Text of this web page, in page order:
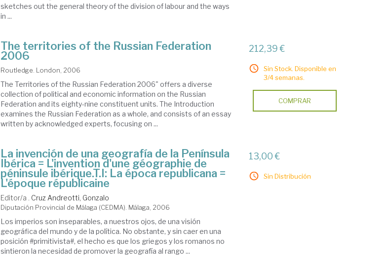
sketches out the general theory of the division of labour and the ways
in ...
The territories of the Russian Federation
2006
Routledge. London, 2006
The Territories of the Russian Federation 2006" offers a diverse
collection of political and economic information on the Russian
Federation and its eighty-nine constituent units. The Introduction
examines the Russian Federation as a whole, and consists of an essay
written by acknowledged experts, focusing on ...
212,39 €
Sin Stock. Disponible en
3/4 semanas.
COMPRAR
La invención de una geografía de la Península
Ibérica = L'invention d'une géographie de
péninsule ibérique.T.I: La época republicana =
L'époque républicaine
Editor/a . Cruz Andreotti, Gonzalo
Diputación Provincial de Málaga (CEDMA). Málaga, 2006
Los imperios son inseparables, a nuestros ojos, de una visión
geográfica del mundo y de la política. No obstante, y sin caer en una
posición #primitivista#, el hecho es que los griegos y los romanos no
sintieron la necesidad de promover la geografía al rango ...
13,00 €
Sin Distribución